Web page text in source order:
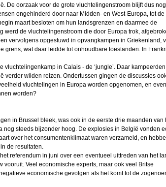
De oorzaak voor de grote vluchtelingenstroom blijft dus nog
ongehinderd door naar Midden- en West-Europa, tot de
maart besloten om hun landsgrenzen en daarmee de
werd de vluchtelingenstroom die door Europa trok,
vervolgens opgestuwd in opvangkampen in Griekenland,
grens, wat daar leidde tot onhoudbare toestanden. In
vluchtelingenkamp in Calais - de ‘jungle’. Daar kampeerden
verder wilden reizen. Ondertussen gingen de discussies
vluchtelingen in Europa worden opgenomen, en
worden?
in Brussel bleek, was ook in de eerste drie maanden van
nog steeds bijzonder hoog. De explosies in België vonden
over het consumentenklimaat waren verzameld, en
de resultaten.
referendum in juni over een eventueel uittreden van het
vooruit. Veel economische experts, maar ook veel Britse
economische gevolgen als het komt tot de